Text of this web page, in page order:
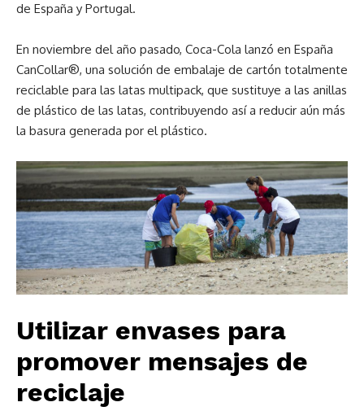
de España y Portugal.
En noviembre del año pasado, Coca-Cola lanzó en España
CanCollar®, una solución de embalaje de cartón totalmente
reciclable para las latas multipack, que sustituye a las anillas
de plástico de las latas, contribuyendo así a reducir aún más
la basura generada por el plástico.
Utilizar envases para
promover mensajes de
reciclaje